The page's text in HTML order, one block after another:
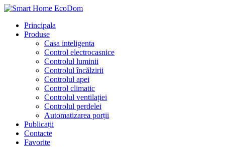
Principala
Produse
Casa inteligenta
Control electrocasnice
Controlul luminii
Controlul încălzirii
Controlul apei
Control climatic
Controlul ventilației
Сontrolul perdelei
Automatizarea porții
Publicații
Contacte
Favorite